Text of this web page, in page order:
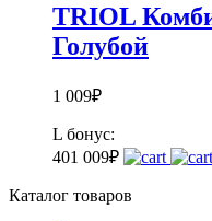
TRIOL
Голубой
1 009₽
L бонус:
401 009₽
Каталог товаров